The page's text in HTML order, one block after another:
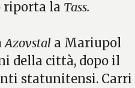
riporta la Tass.
Azovstal a Mariupol
della città, dopo il
statunitensi. Carri